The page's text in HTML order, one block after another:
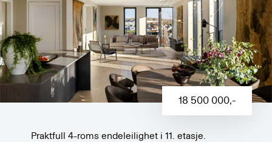
18 500 000,-
Praktfull 4-roms endeleilighet i 11. etasje.